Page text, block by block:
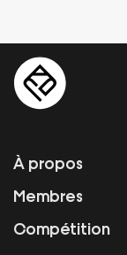
À propos
Membres
Compétition